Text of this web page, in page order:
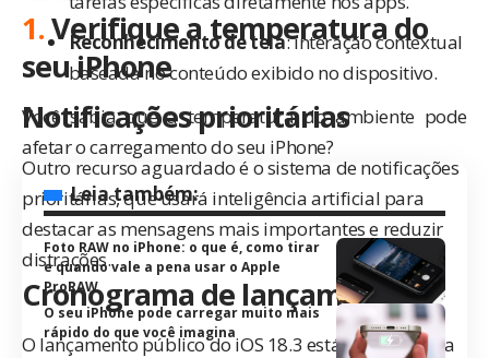
Reconhecimento de tela: interação contextual
baseada no conteúdo exibido no dispositivo.
Notificações prioritárias
Outro recurso aguardado é o sistema de notificações
prioritárias, que usará inteligência artificial para
destacar as mensagens mais importantes e reduzir
distrações.
Cronograma de lançamento
O lançamento público do iOS 18.3 está previsto para
1.Verifique a temperatura do
seu iPhone
Você sabia que a temperatura do ambiente pode
afetar o carregamento do seu iPhone?
Leia também:
Foto RAW no iPhone: o que é, como tirar
e quando vale a pena usar o Apple
ProRAW
O seu iPhone pode carregar muito mais
rápido do que você imagina